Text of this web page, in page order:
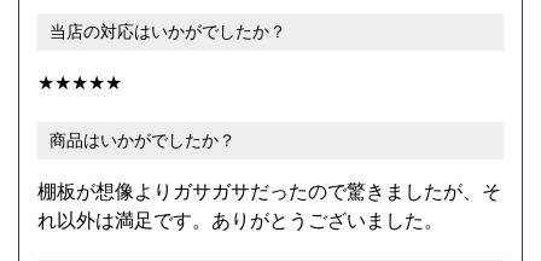
当店の対応はいかがでしたか？
★★★★★
商品はいかがでしたか？
棚板が想像よりガサガサだったので驚きましたが、そ
れ以外は満足です。ありがとうございました。